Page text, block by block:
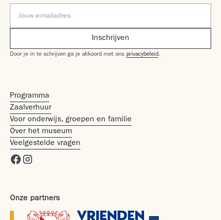
Programma
Zaalverhuur
Voor onderwijs, groepen en familie
Over het museum
Veelgestelde vragen
Onze partners
Door je in te schrijven ga je akkoord met ons privacybeleid.